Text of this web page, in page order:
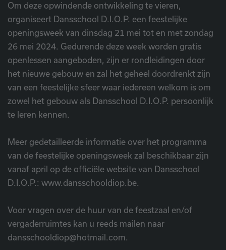
Om deze opwindende ontwikkeling te vieren,
organiseert Dansschool D.I.O.P. een feestelijke
openingsweek van dinsdag 21 mei tot en met zondag
26 mei 2024. Gedurende deze week worden gratis
openlessen aangeboden, zijn er rondleidingen door
het nieuwe gebouw en zal het geheel doordrenkt zijn
van een feestelijke sfeer waar iedereen welkom is om
zowel het gebouw als Dansschool D.I.O.P. persoonlijk
te leren kennen.
Meer gedetailleerde informatie over het programma
van de feestelijke openingsweek zal beschikbaar zijn
vanaf april op de officiële website van Dansschool
D.I.O.P.: www.dansschooldiop.be.
Voor vragen over de huur van de feestzaal en/of
vergaderruimtes kan u reeds mailen naar
dansschooldiop@hotmail.com.